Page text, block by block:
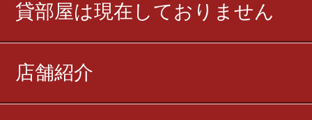
貸部屋は現在しておりません
店舗紹介